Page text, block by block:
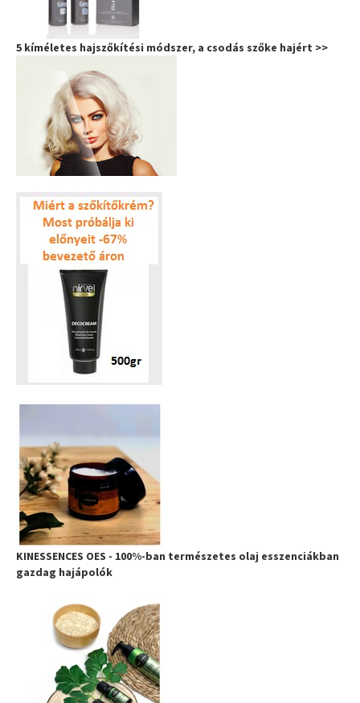
5 kíméletes hajszőkítési módszer, a csodás szőke hajért >>
KINESSENCES OES - 100%-ban természetes olaj esszenciákban
gazdag hajápolók